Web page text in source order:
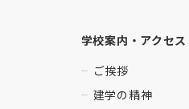
学校案内・アクセス
ご挨拶
建学の精神